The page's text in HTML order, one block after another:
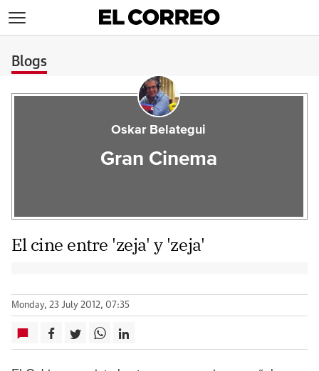
Blogs
Oskar Belategui
Gran Cinema
El cine entre 'zeja' y 'zeja'
Monday, 23 July 2012, 07:35